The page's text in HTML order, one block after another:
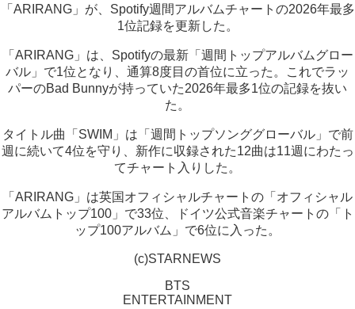
「ARIRANG」が、Spotify週間アルバムチャートの2026年最多
1位記録を更新した。
「ARIRANG」は、Spotifyの最新「週間トップアルバムグロー
バル」で1位となり、通算8度目の首位に立った。これでラッ
パーのBad Bunnyが持っていた2026年最多1位の記録を抜い
た。
タイトル曲「SWIM」は「週間トップソンググローバル」で前
週に続いて4位を守り、新作に収録された12曲は11週にわたっ
てチャート入りした。
「ARIRANG」は英国オフィシャルチャートの「オフィシャル
アルバムトップ100」で33位、ドイツ公式音楽チャートの「ト
ップ100アルバム」で6位に入った。
(c)STARNEWS
BTS
ENTERTAINMENT